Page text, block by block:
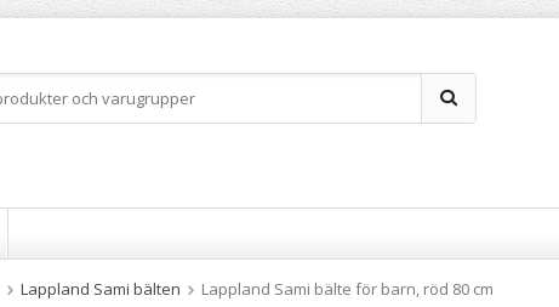
Lappland Sami bälten Lappland Sami bälte för barn, röd 80 cm